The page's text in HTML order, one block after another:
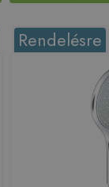
Rendelésre